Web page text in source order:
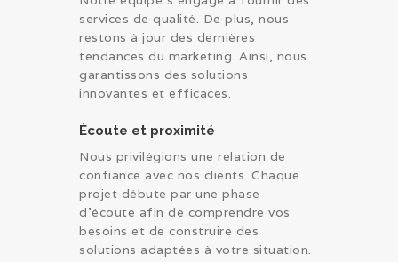
services de qualité. De plus, nous
restons à jour des dernières
tendances du marketing. Ainsi, nous
garantissons des solutions
innovantes et efficaces.
Écoute et proximité
Nous privilégions une relation de
confiance avec nos clients. Chaque
projet débute par une phase
d’écoute afin de comprendre vos
besoins et de construire des
solutions adaptées à votre situation.